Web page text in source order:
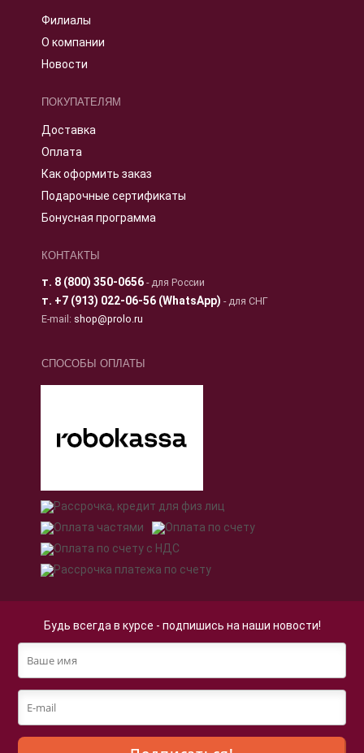
Филиалы
О компании
Новости
ПОКУПАТЕЛЯМ
Доставка
Оплата
Как оформить заказ
Подарочные сертификаты
Бонусная программа
КОНТАКТЫ
т. 8 (800) 350-0656- для России
т. +7 (913) 022-06-56 (WhatsApp) - для СНГ
E-mail: shop@prolo.ru
СПОСОБЫ ОПЛАТЫ
Будь всегда в курсе - подпишись на наши новости!